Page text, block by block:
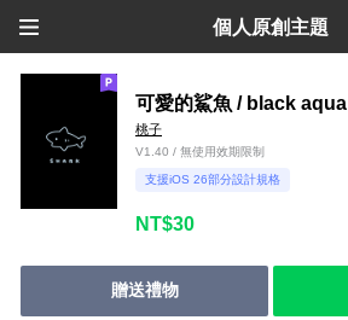
個人原創主題
可愛的鯊魚 / black aqua
桃子
V1.40 / 無使用效期限制
支援iOS 26部分設計規格
NT$30
贈送禮物